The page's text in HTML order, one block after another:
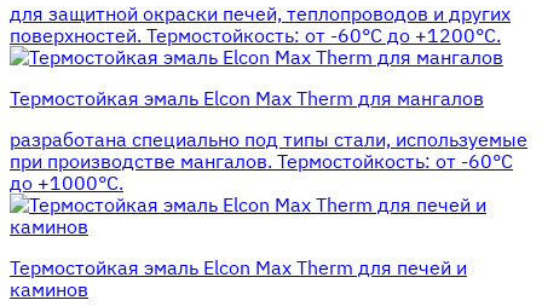
для защитной окраски печей, теплопроводов и других
поверхностей. Термостойкость: от -60°С до +1200°С.
Термостойкая эмаль Elcon Max Therm для мангалов
разработана специально под типы стали, используемые
при производстве мангалов. Термостойкость: от -60°С
до +1000°С.
Термостойкая эмаль Elcon Max Therm для печей и
каминов